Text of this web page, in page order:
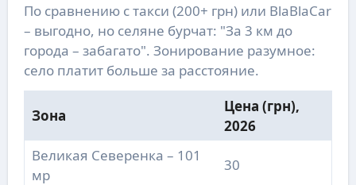
По сравнению с такси (200+ грн) или BlaBlaCar
– выгодно, но селяне бурчат: "За 3 км до
города – забагато". Зонирование разумное:
село платит больше за расстояние.
Зона
Цена (грн),
2026
Великая Северенка – 101
мр
30